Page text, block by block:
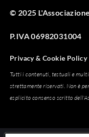
© 2025
P.IVA 06982031004
Privacy & Cookie Policy
Tutti i contenuti, testuali e
strettamente riservati. Non è
esplicito consenso scritto